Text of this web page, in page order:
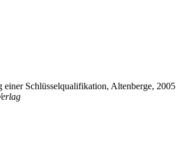
Schlüsselqualifikation, Altenberge, 2005